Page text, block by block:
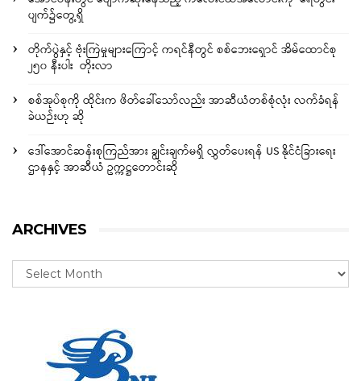
ပျက်၌တွေ့ရှိ
တိုက်ပွဲနှင့် ဗုံးကြဲမှုများကြောင့် ကရင်နီတွင် စစ်ဘေးရှောင် အိမ်ထောင်စု
၂၅၀ နီးပါး တိုးလာ
စစ်အုပ်စုကို ထိုင်းက ဖိတ်ခေါ်သော်လည်း အာဆီယံတစ်စုံလုံး လက်ခံရန်
ခဲယဉ်းဟု ဆို
ဒေါ်အောင်ဆန်းစုကြည်အား ချွင်းချက်မရှိ လွှတ်ပေးရန် US နိုင်ငံခြားရေး
ဌာနနှင့် အာဆီယံ ဥက္ကဋ္ဌတောင်းဆို
ARCHIVES